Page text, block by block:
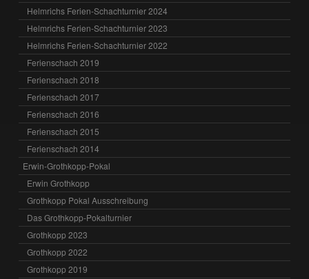
Helmrichs Ferien-Schachturnier 2024
Helmrichs Ferien-Schachturnier 2023
Helmrichs Ferien-Schachturnier 2022
Ferienschach 2019
Ferienschach 2018
Ferienschach 2017
Ferienschach 2016
Ferienschach 2015
Ferienschach 2014
Erwin-Grothkopp-Pokal
Erwin Grothkopp
Grothkopp Pokal Ausschreibung
Das Grothkopp-Pokalturnier
Grothkopp 2023
Grothkopp 2022
Grothkopp 2019